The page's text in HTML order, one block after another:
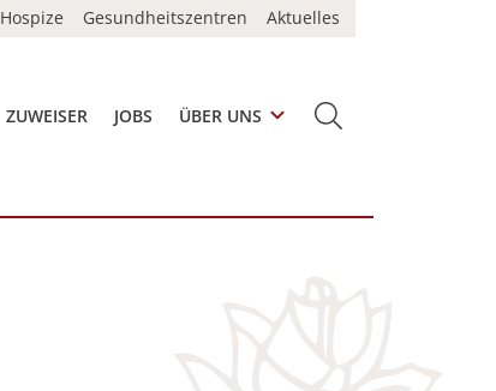
ZUWEISER JOBS ÜBER UNS SUCHE
Hospize Gesundheitszentren Aktuelles